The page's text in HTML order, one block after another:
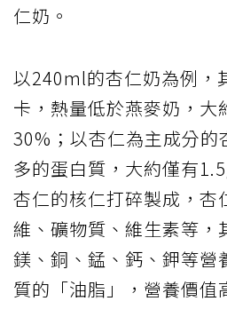
仁奶。
以240ml的杏仁奶為例，
卡，熱量低於燕麥奶，大
30%；以杏仁為主成分的
多的蛋白質，大約僅有
杏仁的核仁打碎製成，杏
維、礦物質、維生素等，
鎂、銅、錳、鈣、鉀等營
質的「油脂」，營養價值